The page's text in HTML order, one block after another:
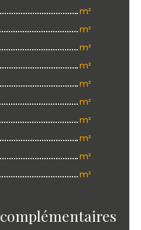
m²
m²
m²
m²
m²
m²
m²
m²
m²
m²
complémentaires